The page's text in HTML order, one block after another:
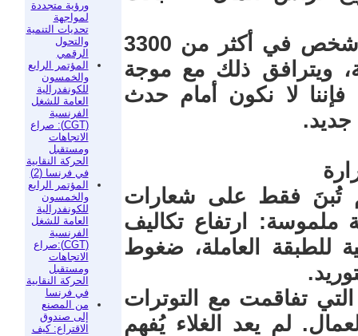
ورؤية متجددة
لمواجهة
تحديات التنمية
والتحول
الرقمي
المؤتمر الرابع
والخمسون
للكونفدرالية
العامة للشغل
الفرنسية
(CGT): صراع
الاتجاهات
ومستقبل
الحركة النقابية
في فرنسا (2)
المؤتمر الرابع
والخمسون
للكونفدرالية
العامة للشغل
الفرنسية
(CGT):صراع
الاتجاهات
ومستقبل
الحركة النقابية
في فرنسا
من المصنع
إلى صندوق
الاقتراع: كيف
وعليه حين يخرج أكثر من 9 ملايين شخص في أكثر من 3300
ويترافق ذلك مع موجة
لا نكون أمام حدث
تُبنَ فقط على شعارات
ارتفاع تكاليف
للطبقة العاملة، ضغوط
تفاقمت مع التوترات
لم يعد الغلاء يُفهم